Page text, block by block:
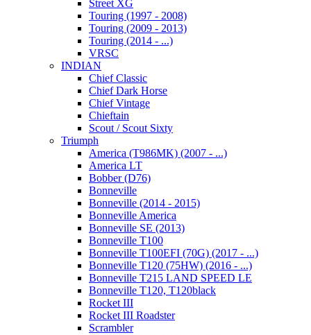
Street XG
Touring (1997 - 2008)
Touring (2009 - 2013)
Touring (2014 - ...)
VRSC
INDIAN
Chief Classic
Chief Dark Horse
Chief Vintage
Chieftain
Scout / Scout Sixty
Triumph
America (T986MK) (2007 - ...)
America LT
Bobber (D76)
Bonneville
Bonneville (2014 - 2015)
Bonneville America
Bonneville SE (2013)
Bonneville T100
Bonneville T100EFI (70G) (2017 - ...)
Bonneville T120 (75HW) (2016 - ...)
Bonneville T215 LAND SPEED LE
Bonneville T120, T120black
Rocket III
Rocket III Roadster
Scrambler